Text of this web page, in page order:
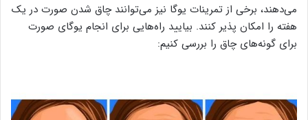
می‌دهند، برخی از تمرینات یوگا نیز می‌توانند چاق شدن صورت در یک
هفته را امکان پذیر کنند. بیایید راه‌هایی برای انجام یوگای صورت
برای گونه‌های چاق را بررسی کنیم: